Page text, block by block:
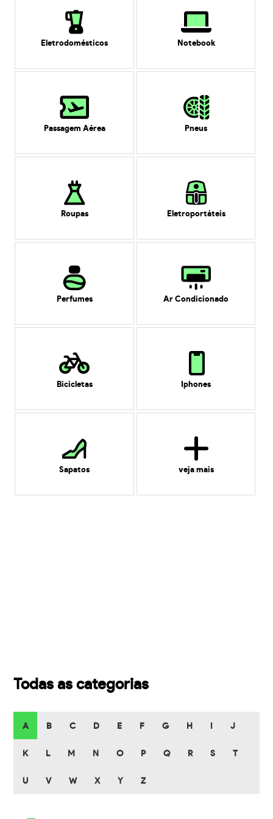
Eletrodomésticos Notebook
Passagem Aérea Pneus
Roupas Eletroportáteis
Perfumes Ar Condicionado
Bicicletas Iphones
Sapatos veja mais
Todas as categorias
A B C D E F G H J
K L M N O P Q R S T
U V W X Y Z